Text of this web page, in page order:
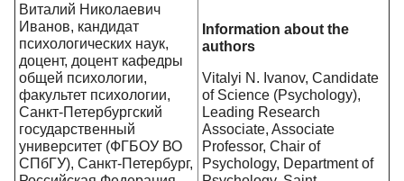
Виталий Николаевич
Иванов, кандидат
психологических наук,
доцент, доцент кафедры
общей психологии,
факультет психологии,
Санкт-Петербургский
государственный
университет (ФГБОУ ВО
СПбГУ), Санкт-Петербург,
Information about the
authors
Vitalyi N. Ivanov, Candidate
of Science (Psychology),
Leading Research
Associate, Associate
Professor, Chair of
Psychology, Department of